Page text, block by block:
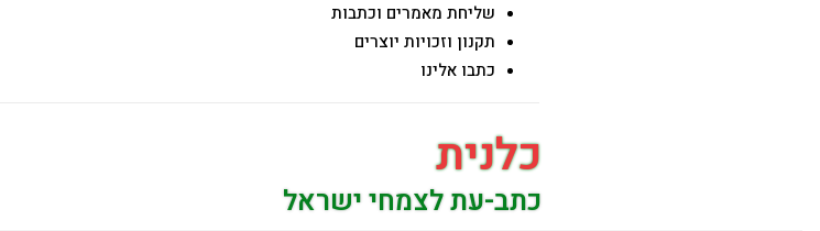
שליחת מאמרים וכתבות
תקנון וזכויות יוצרים
כתבו אלינו
כלנית
כתב-עת לצמחי ישראל